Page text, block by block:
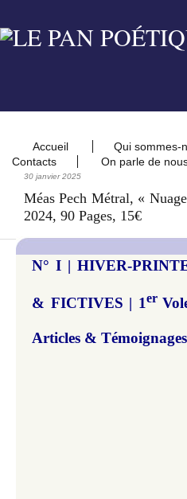
Accueil Qui sommes-
Contacts
On parle de
30 janvier 2025
Méas Pech Métral, «
2024, 90 Pages, 15€
N° I | HIVER-
& FICTIVES | 1er
Articles &